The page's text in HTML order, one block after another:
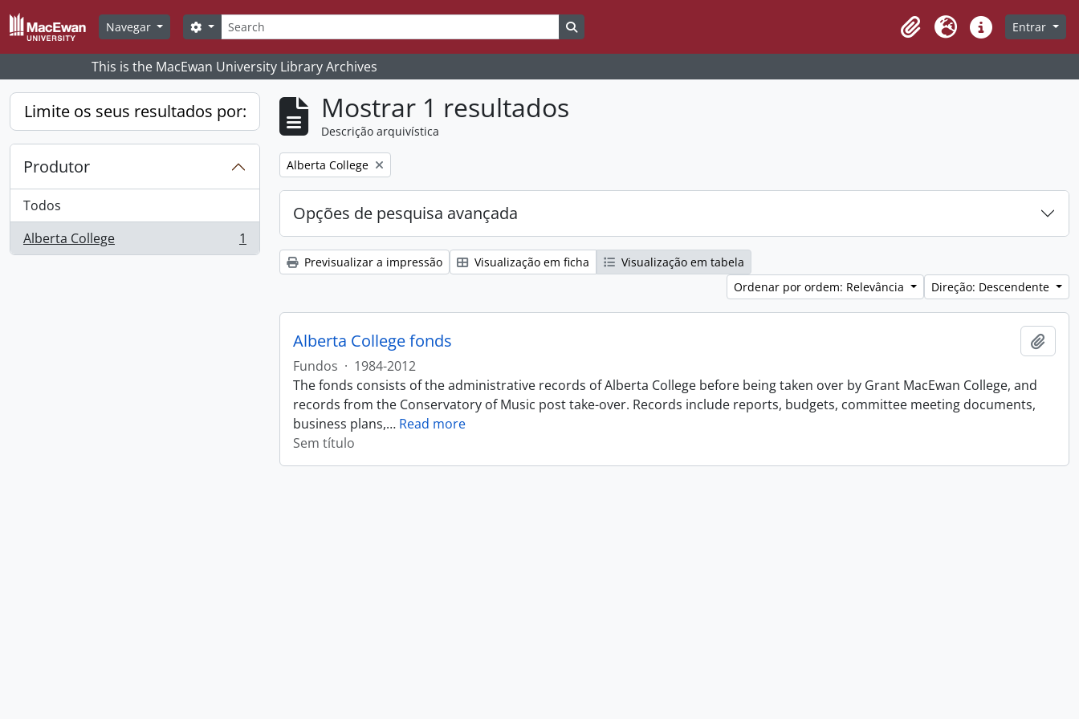
Skip to main content
Navegar
Pesquisar
Search options
Clipboard
Idioma Ligações rápidas
Entrar
This is the MacEwan University Library Archives
Limite os seus resultados por:
Produtor
Todos
Alberta College
, 1 resultados 1
Mostrar 1 resultados
Descrição arquivística
Remove filter:
Alberta College
Opções de pesquisa avançada
Previsualizar a impressão Visualização em ficha
Visualização em tabela
Ordenar por ordem: Relevância
Direção: Descendente
Alberta College fonds
Fundos · 1984-2012
The fonds consists of the administrative records of Alberta College before being taken over by Grant MacEwan College, and
records from the Conservatory of Music post take-over. Records include reports, budgets, committee meeting documents,
business plans,… Read more
Sem título